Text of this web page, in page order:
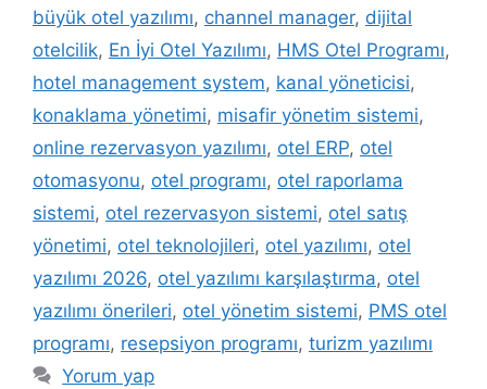
büyük otel yazılımı, channel manager, dijital
otelcilik, En İyi Otel Yazılımı, HMS Otel Programı,
hotel management system, kanal yöneticisi,
konaklama yönetimi, misafir yönetim sistemi,
online rezervasyon yazılımı, otel ERP, otel
otomasyonu, otel programı, otel raporlama
sistemi, otel rezervasyon sistemi, otel satış
yönetimi, otel teknolojileri, otel yazılımı, otel
yazılımı 2026, otel yazılımı karşılaştırma, otel
yazılımı önerileri, otel yönetim sistemi, PMS otel
programı, resepsiyon programı, turizm yazılımı
Yorum yap